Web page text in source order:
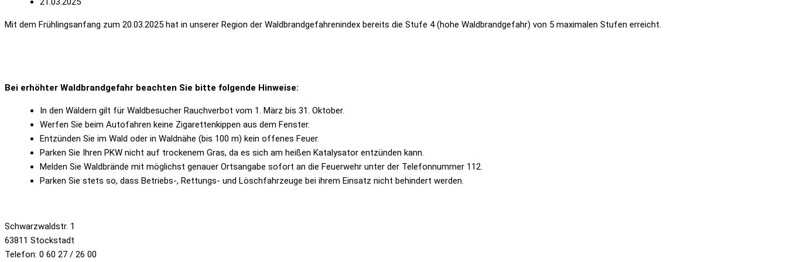
Mit dem Frühlingsanfang zum 20.03.2025 hat in unserer Region der Waldbrandgefahrenindex bereits die Stufe 4 (hohe Waldbrandgefahr) von 5 maximalen Stufen erreicht.
Bei erhöhter Waldbrandgefahr beachten Sie bitte folgende Hinweise:
In den Wäldern gilt für Waldbesucher Rauchverbot vom 1. März bis 31. Oktober.
Werfen Sie beim Autofahren keine Zigarettenkippen aus dem Fenster.
Entzünden Sie im Wald oder in Waldnähe (bis 100 m) kein offenes Feuer.
Parken Sie Ihren PKW nicht auf trockenem Gras, da es sich am heißen Katalysator entzünden kann.
Melden Sie Waldbrände mit möglichst genauer Ortsangabe sofort an die Feuerwehr unter der Telefonnummer 112.
Parken Sie stets so, dass Betriebs-, Rettungs- und Löschfahrzeuge bei ihrem Einsatz nicht behindert werden.
Schwarzwaldstr. 1
63811 Stockstadt
Telefon: 0 60 27 / 26 00